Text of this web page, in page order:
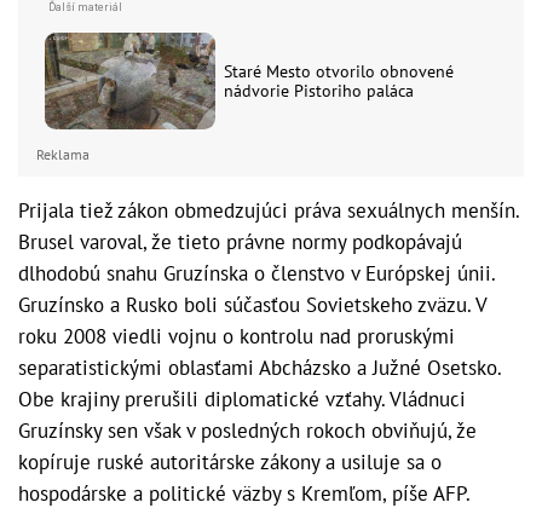
Staré Mesto otvorilo obnovené
nádvorie Pistoriho paláca
Reklama
Prijala tiež zákon obmedzujúci práva sexuálnych menšín.
Brusel varoval, že tieto právne normy podkopávajú
dlhodobú snahu Gruzínska o členstvo v Európskej únii.
Gruzínsko a Rusko boli súčasťou Sovietskeho zväzu. V
roku 2008 viedli vojnu o kontrolu nad proruskými
separatistickými oblasťami Abcházsko a Južné Osetsko.
Obe krajiny prerušili diplomatické vzťahy. Vládnuci
Gruzínsky sen však v posledných rokoch obviňujú, že
kopíruje ruské autoritárske zákony a usiluje sa o
hospodárske a politické väzby s Kremľom, píše AFP.